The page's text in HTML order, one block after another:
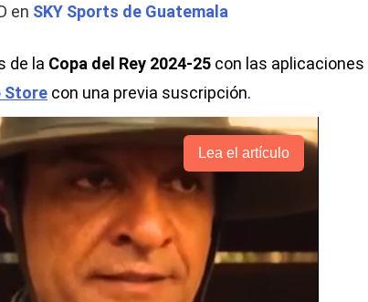
en SKY Sports de Guatemala
de la Copa del Rey 2024-25 con las aplicaciones
Store con una previa suscripción.
Lea el artículo